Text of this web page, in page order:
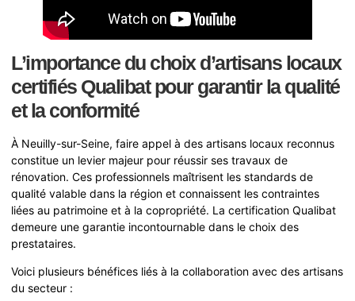
L’importance du choix d’artisans locaux
certifiés Qualibat pour garantir la qualité
et la conformité
À Neuilly-sur-Seine, faire appel à des artisans locaux reconnus
constitue un levier majeur pour réussir ses travaux de
rénovation. Ces professionnels maîtrisent les standards de
qualité valable dans la région et connaissent les contraintes
liées au patrimoine et à la copropriété. La certification Qualibat
demeure une garantie incontournable dans le choix des
prestataires.
Voici plusieurs bénéfices liés à la collaboration avec des artisans
du secteur :